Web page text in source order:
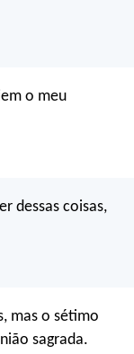
o meu
dessas coisas,
mas o sétimo
sagrada.